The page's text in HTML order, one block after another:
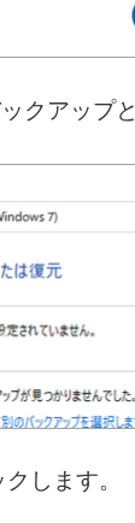
クアップ
します。